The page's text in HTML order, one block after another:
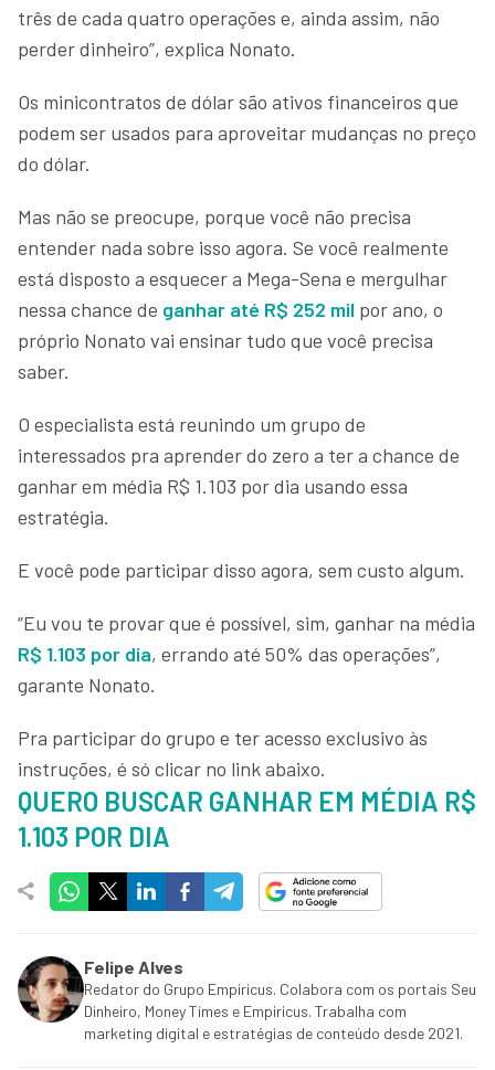
três de cada quatro operações e, ainda assim, não
perder dinheiro”, explica Nonato.
Os minicontratos de dólar são ativos financeiros que
podem ser usados para aproveitar mudanças no preço
do dólar.
Mas não se preocupe, porque você não precisa
entender nada sobre isso agora. Se você realmente
está disposto a esquecer a Mega-Sena e mergulhar
nessa chance de ganhar até R$ 252 mil por ano, o
próprio Nonato vai ensinar tudo que você precisa
saber.
O especialista está reunindo um grupo de
interessados pra aprender do zero a ter a chance de
ganhar em média R$ 1.103 por dia usando essa
estratégia.
E você pode participar disso agora, sem custo algum.
“Eu vou te provar que é possível, sim, ganhar na média
R$ 1.103 por dia, errando até 50% das operações”,
garante Nonato.
Pra participar do grupo e ter acesso exclusivo às
instruções, é só clicar no link abaixo.
QUERO BUSCAR GANHAR EM MÉDIA R$
1.103 POR DIA
Felipe Alves
Redator do Grupo Empiricus. Colabora com os portais Seu
Dinheiro, Money Times e Empiricus. Trabalha com
marketing digital e estratégias de conteúdo desde 2021.